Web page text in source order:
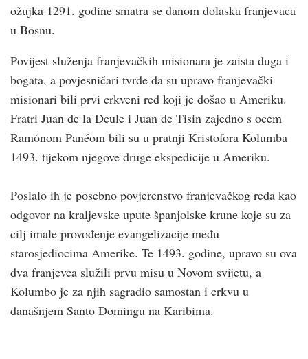
ožujka 1291. godine smatra se danom dolaska franjevaca
u Bosnu.
Povijest služenja franjevačkih misionara je zaista duga i
bogata, a povjesničari tvrde da su upravo franjevački
misionari bili prvi crkveni red koji je došao u Ameriku.
Fratri Juan de la Deule i Juan de Tisin zajedno s ocem
Ramónom Panéom bili su u pratnji Kristofora Kolumba
1493. tijekom njegove druge ekspedicije u Ameriku.
Poslalo ih je posebno povjerenstvo franjevačkog reda kao
odgovor na kraljevske upute španjolske krune koje su za
cilj imale provođenje evangelizacije među
starosjediocima Amerike. Te 1493. godine, upravo su ova
dva franjevca služili prvu misu u Novom svijetu, a
Kolumbo je za njih sagradio samostan i crkvu u
današnjem Santo Domingu na Karibima.